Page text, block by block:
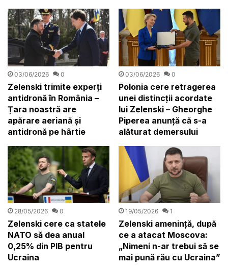
03/06/2026 0
Zelenski trimite experți
antidronă în România –
Țara noastră are
apărare aeriană și
antidronă pe hârtie
03/06/2026 0
Polonia cere retragerea
unei distincții acordate
lui Zelenski – Gheorghe
Piperea anunță că s-a
alăturat demersului
28/05/2026 0
Zelenski cere ca statele
NATO să dea anual
0,25% din PIB pentru
Ucraina
19/05/2026 1
Zelenski amenință, după
ce a atacat Moscova:
„Nimeni n-ar trebui să se
mai pună rău cu Ucraina”